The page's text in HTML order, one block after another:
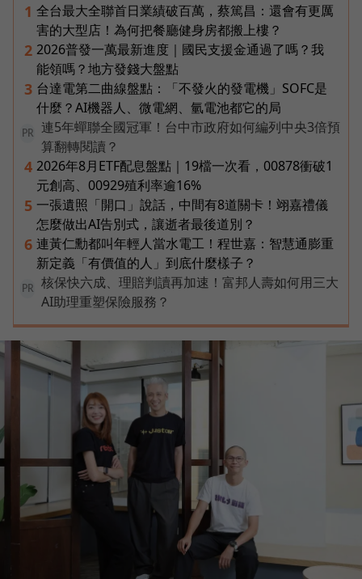
1 全台最大全聯首日業績破百萬，蔡篤昌：還會有更厲
害的大型店！為何把餐廳健身房都搬上樓？
2 2026普發一萬最新進度｜國民支援金通過了嗎？我
能領嗎？地方發錢大盤點
3 台達電第二曲線盤點：「不發火的發電機」SOFC是
什麼？AI機器人、微電網、氫電池都它的局
PR
連5年蟬聯全國冠軍！台中市政府如何編列中央3倍預
算翻轉閱讀？
4 2026年8月ETF配息盤點｜19檔一次看，00878衝破1
元創高、00929殖利率逾16%
5 一張遺照「開口」說話，中間有8道關卡！翊嘉禮儀
怎麼做出AI告別式，讓逝者最後道別？
6 連黃仁勳都叫年輕人當水電工！程世嘉：智慧通膨重
新定義「有價值的人」到底什麼樣子？
PR
核保快六成、理賠判讀再加速！富邦人壽如何用三大
AI助理重塑保險服務？